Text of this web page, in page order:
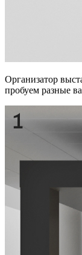
Организатор
пробуем разные